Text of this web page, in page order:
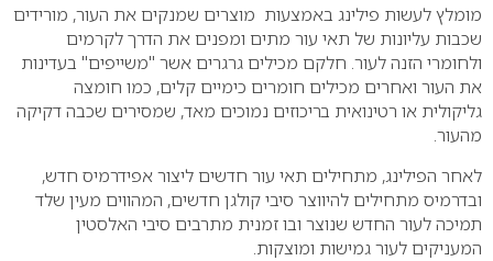
מומלץ לעשות פילינג באמצעות מוצרים שמנקים את העור, מורידים
שכבות עליונות של תאי עור מתים ומפנים את הדרך לקרמים
ולחומרי הזנה לעור. חלקם מכילים גרגרים אשר "משייפים" בעדינות
את העור ואחרים מכילים חומרים כימיים קלים, כמו חומצה
גליקולית או רטינואית בריכוזים נמוכים מאד, שמסירים שכבה דקיקה
מהעור.
לאחר הפילינג, מתחילים תאי עור חדשים ליצור אפידרמיס חדש,
ובדרמיס מתחילים להיווצר סיבי קולגן חדשים, המהווים מעין שלד
תמיכה לעור החדש שנוצר ובו זמנית מתרבים סיבי האלסטין
המעניקים לעור גמישות ומוצקות.